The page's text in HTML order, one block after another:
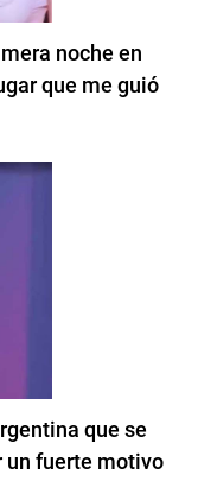
noche en
que me guió
que se
un fuerte motivo